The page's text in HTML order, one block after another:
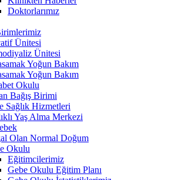
Doktorlarımız
Ünitesi
Ünitesi
Yoğun Bakım
Yoğun Bakım
Okulu
Bağış Birimi
Sağlık Hizmetleri
Yaş Alma Merkezi
Olan Normal Doğum
Okulu
Eğitimcilerimiz
Gebe Okulu Eğitim Planı